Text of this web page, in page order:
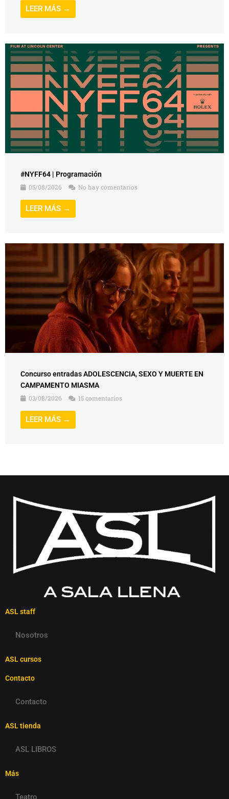
LEER MÁS →
#NYFF64 | Programación
05/08/2026
No hay comentarios
LEER MÁS →
Concurso entradas ADOLESCENCIA, SEXO Y MUERTE EN
CAMPAMENTO MIASMA
03/08/2026
15 comentarios
LEER MÁS →
ASL staff
Nosotros
ASL cursos
Contacto
Contacto
ASL tienda
ASL LIBROS
Más
Teatro